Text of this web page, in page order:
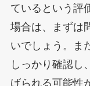
ているという評
場合は、まずは
いでしょう。ま
しっかり確認し
げられる可能性